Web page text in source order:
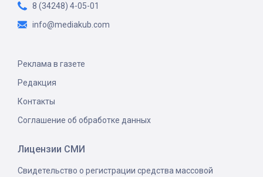
8 (34248) 4-05-01
info@mediakub.com
Реклама в газете
Редакция
Контакты
Соглашение об обработке данных
Лицензии СМИ
Свидетельство о регистрации средства массовой